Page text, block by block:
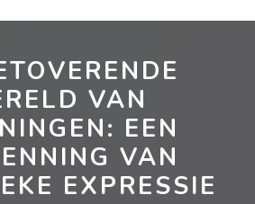
VAN
EEN
VAN
EXPRESSIE